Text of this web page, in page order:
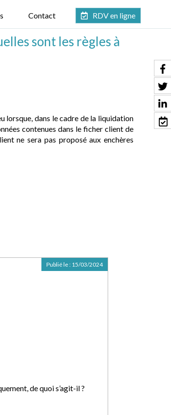
Contact RDV en ligne
sont les règles à
lorsque, dans le cadre de la liquidation
contenues dans le ficher client de
ne sera pas proposé aux enchères
de quoi s’agit-il ?
Publié le : 15/03/2024